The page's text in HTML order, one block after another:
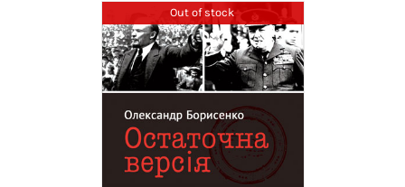
Out of stock